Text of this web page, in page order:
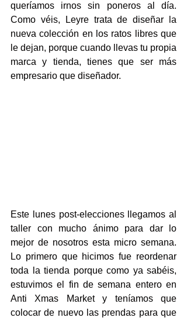
queríamos irnos sin poneros al día.
Como véis, Leyre trata de diseñar la
nueva colección en los ratos libres que
le dejan, porque cuando llevas tu propia
marca y tienda, tienes que ser más
empresario que diseñador.
Este lunes post-elecciones llegamos al
taller con mucho ánimo para dar lo
mejor de nosotros esta micro semana.
Lo primero que hicimos fue reordenar
toda la tienda porque como ya sabéis,
estuvimos el fin de semana entero en
Anti Xmas Market y teníamos que
colocar de nuevo las prendas para que